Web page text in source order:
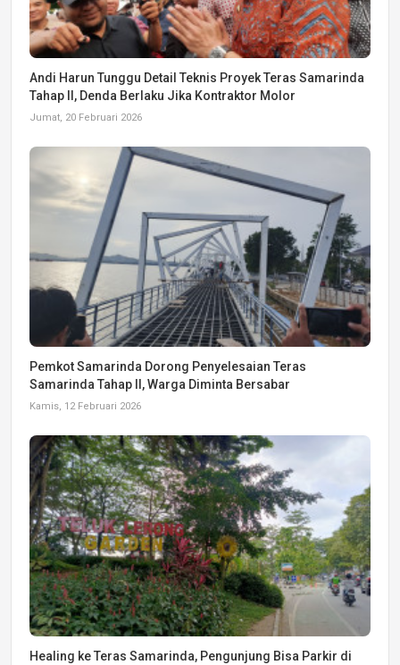
Andi Harun Tunggu Detail Teknis Proyek Teras Samarinda
Tahap II, Denda Berlaku Jika Kontraktor Molor
Jumat, 20 Februari 2026
Pemkot Samarinda Dorong Penyelesaian Teras
Samarinda Tahap II, Warga Diminta Bersabar
Kamis, 12 Februari 2026
Healing ke Teras Samarinda, Pengunjung Bisa Parkir di